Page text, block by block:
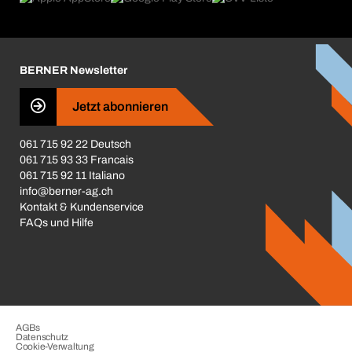
Business Conduct
BERNER Newsletter
Jetzt abonnieren
061 715 92 22 Deutsch
061 715 93 33 Francais
061 715 92 11 Italiano
info@berner-ag.ch
Kontakt & Kundenservice
FAQs und Hilfe
AGBs
Datenschutz
Cookie-Verwaltung